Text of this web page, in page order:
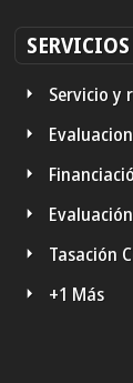
SERVICIOS
Servicio y
Tasación
+1 Más